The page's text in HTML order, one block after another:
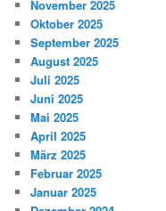
November 2025
Oktober 2025
September 2025
August 2025
Juli 2025
Juni 2025
Mai 2025
April 2025
März 2025
Februar 2025
Januar 2025